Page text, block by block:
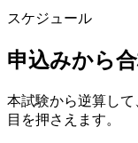
スケジュール
申込みから
本試験から逆算し
目を押さえます。